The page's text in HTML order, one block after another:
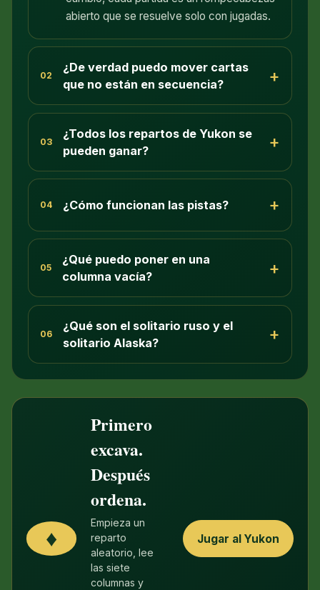
abierto que se resuelve solo con jugadas.
02
¿De verdad puedo mover cartas
que no están en secuencia?
+
03
¿Todos los repartos de Yukon se
pueden ganar?
+
04 ¿Cómo funcionan las pistas? +
05
¿Qué puedo poner en una
columna vacía?
+
06
¿Qué son el solitario ruso y el
solitario Alaska?
+
♦
Primero
excava.
Después
ordena.
Empieza un
reparto
aleatorio, lee
las siete
columnas y
Jugar al Yukon